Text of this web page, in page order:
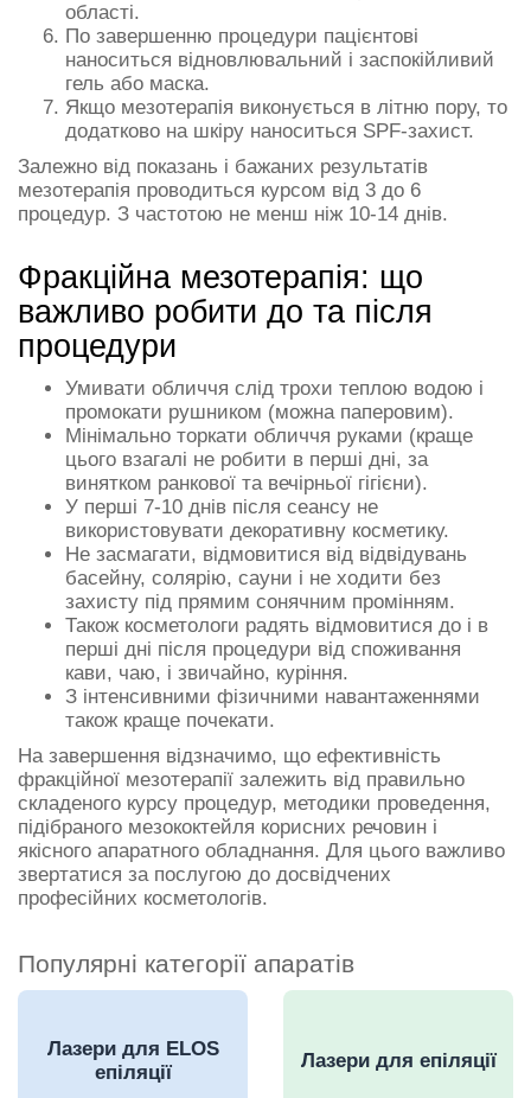
області.
По завершенню процедури пацієнтові
наноситься відновлювальний і заспокійливий
гель або маска.
Якщо мезотерапія виконується в літню пору, то
додатково на шкіру наноситься SPF-захист.
Залежно від показань і бажаних результатів
мезотерапія проводиться курсом від 3 до 6
процедур. З частотою не менш ніж 10-14 днів.
Фракційна мезотерапія: що
важливо робити до та після
процедури
Умивати обличчя слід трохи теплою водою і
промокати рушником (можна паперовим).
Мінімально торкати обличчя руками (краще
цього взагалі не робити в перші дні, за
винятком ранкової та вечірньої гігієни).
У перші 7-10 днів після сеансу не
використовувати декоративну косметику.
Не засмагати, відмовитися від відвідувань
басейну, солярію, сауни і не ходити без
захисту під прямим сонячним промінням.
Також косметологи радять відмовитися до і в
перші дні після процедури від споживання
кави, чаю, і звичайно, куріння.
З інтенсивними фізичними навантаженнями
також краще почекати.
На завершення відзначимо, що ефективність
фракційної мезотерапії залежить від правильно
складеного курсу процедур, методики проведення,
підібраного мезококтейля корисних речовин і
якісного апаратного обладнання. Для цього важливо
звертатися за послугою до досвідчених
професійних косметологів.
Популярні категорії апаратів
Лазери для ELOS
епіляції
Лазери для епіляції